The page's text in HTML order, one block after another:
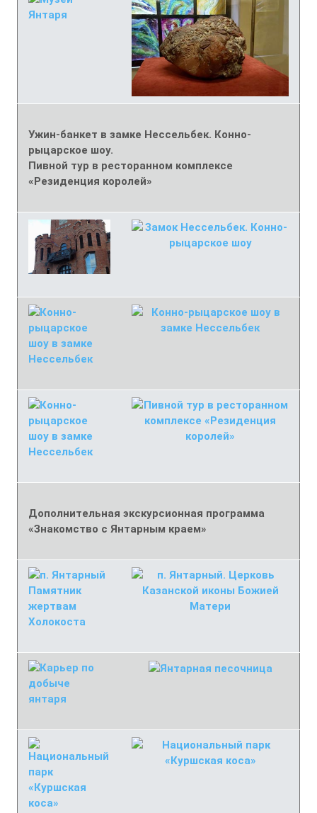
Ужин-банкет в замке Нессельбек. Конно-
рыцарское шоу.
Пивной тур в ресторанном комплексе
«Резиденция королей»
Дополнительная экскурсионная программа
«Знакомство с Янтарным краем»